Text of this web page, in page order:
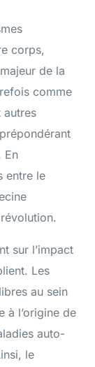
corps,
de la
comme
autres
En
entre le
sur l’impact
Les
au sein
à l’origine de
auto-
le